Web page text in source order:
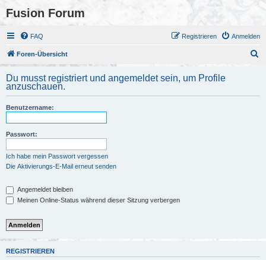
Fusion Forum
FAQ Anmelden
Registrieren
Foren-Übersicht
h
Du musst registriert und angemeldet sein, um Profile
anzuschauen.
Benutzername:
Passwort:
Ich habe mein Passwort vergessen
Die Aktivierungs-E-Mail erneut senden
Angemeldet bleiben
Meinen Online-Status während dieser Sitzung verbergen
REGISTRIEREN